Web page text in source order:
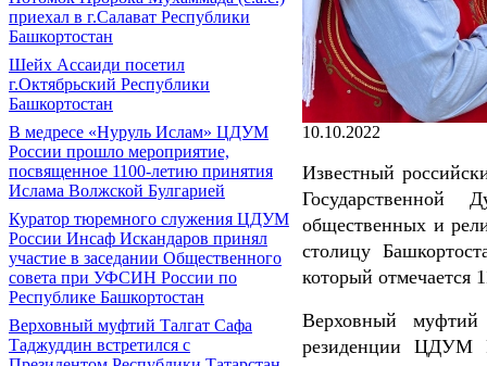
приехал в г.Салават Республики
Башкортостан
Шейх Ассаиди посетил
г.Октябрьский Республики
Башкортостан
В медресе «Нуруль Ислам» ЦДУМ
России прошло мероприятие,
посвященное 1100-летию принятия
Ислама Волжской Булгарией
Куратор тюремного служения ЦДУМ
России Инсаф Искандаров принял
участие в заседании Общественного
совета при УФСИН России по
Республике Башкортостан
Верховный муфтий Талгат Сафа
Таджуддин встретился с
10.10.2022
Известный
общественных и
столицу
который отмечается
Верховный муфтий
резиденции ЦДУМ